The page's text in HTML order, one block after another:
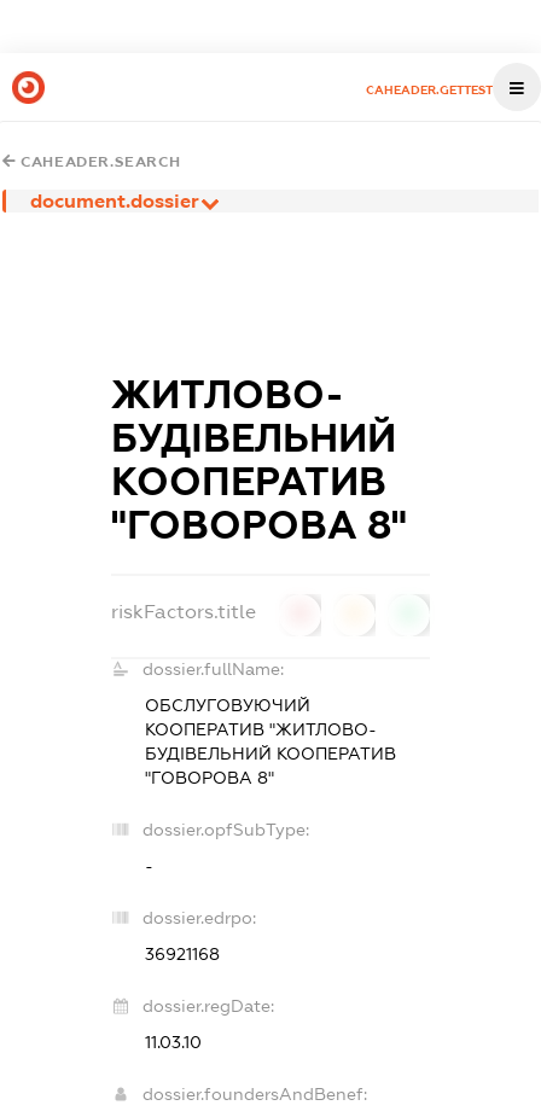
CAHEADER.GETTEST
CAHEADER.SEARCH
document.dossier
ЖИТЛОВО-
БУДІВЕЛЬНИЙ
КООПЕРАТИВ
"ГОВОРОВА 8"
riskFactors.title
dossier.fullName:
ОБСЛУГОВУЮЧИЙ
КООПЕРАТИВ "ЖИТЛОВО-
БУДІВЕЛЬНИЙ КООПЕРАТИВ
"ГОВОРОВА 8"
dossier.opfSubType:
-
dossier.edrpo:
36921168
dossier.regDate:
11.03.10
dossier.foundersAndBenef: